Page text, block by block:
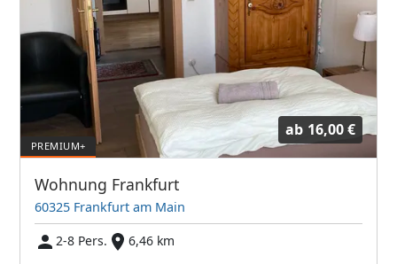
ab 16,00 €
Wohnung Frankfurt
60325 Frankfurt am Main
2-8 Pers.
6,46 km